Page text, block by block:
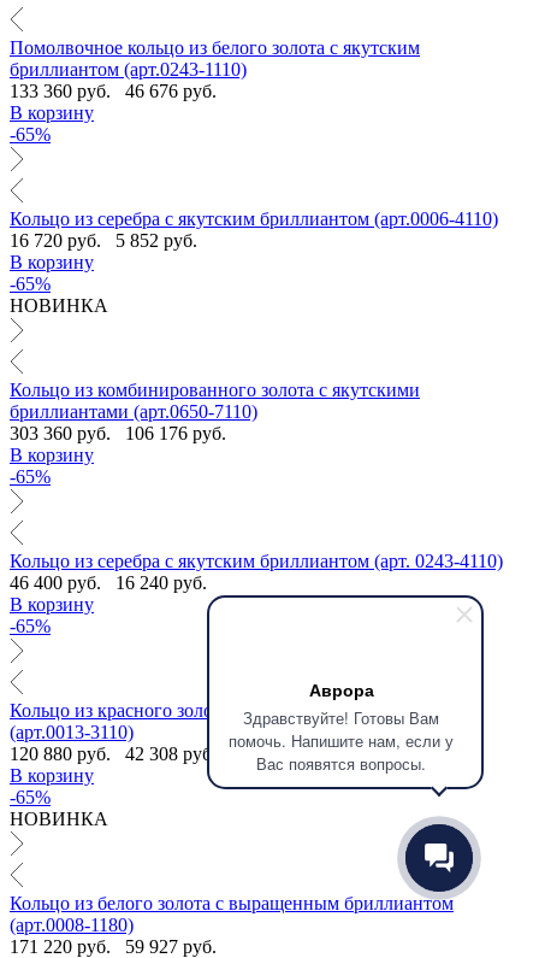
Аврора
Здравствуйте! Готовы Вам
помочь. Напишите нам, если у
Вас появятся вопросы.
Помолвочное кольцо из белого золота с якутским
бриллиантом (арт.0243-1110)
133 360 руб.
46 676 руб.
В корзину
-65%
Кольцо из серебра с якутским бриллиантом (арт.0006-4110)
16 720 руб.
5 852 руб.
В корзину
-65%
НОВИНКА
Кольцо из комбинированного золота с якутскими
бриллиантами (арт.0650-7110)
303 360 руб.
106 176 руб.
В корзину
-65%
Кольцо из серебра с якутским бриллиантом (арт. 0243-4110)
46 400 руб.
16 240 руб.
В корзину
-65%
Кольцо из красного золота с якутскими бриллиантами
(арт.0013-3110)
120 880 руб.
42 308 руб.
В корзину
-65%
НОВИНКА
Кольцо из белого золота с выращенным бриллиантом
(арт.0008-1180)
171 220 руб.
59 927 руб.